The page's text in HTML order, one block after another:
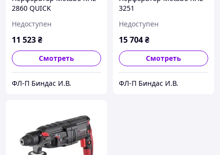
2860 QUICK
Недоступен
11 523₴
Смотреть
ФЛ-П Биндас И.В.
3251
Недоступен
15 704₴
Смотреть
ФЛ-П Биндас И.В.